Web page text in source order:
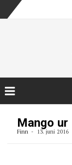
content
Mango ur
Finn 13. juni 2016